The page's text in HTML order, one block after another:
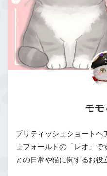
モモ
ブリティッシュショートヘ
ュフォールドの「レオ」
との日常や猫に関するお役